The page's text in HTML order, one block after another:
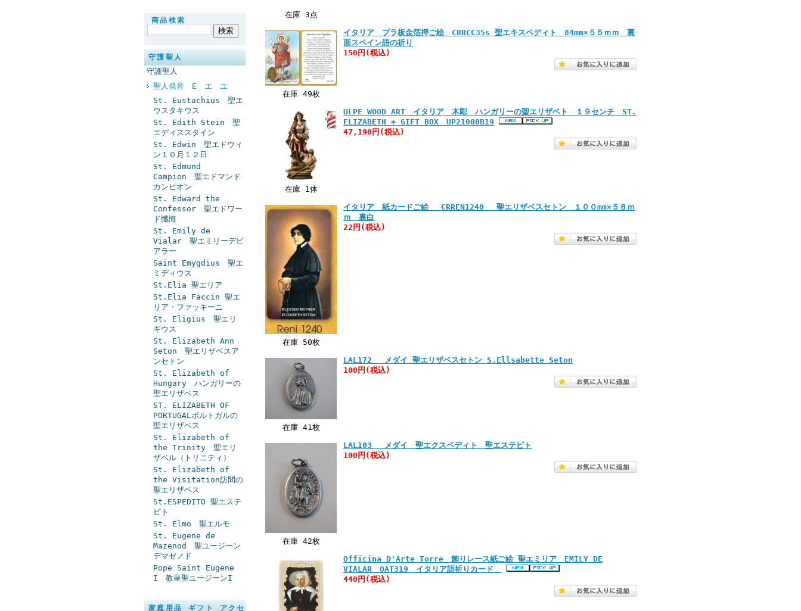
商品検索
守護聖人
守護聖人
聖人発音 E エ ユ
St. Eustachius 聖エ
ウスタキウス
St. Edith Stein 聖
エディススタイン
St. Edwin 聖エドウィ
ン１０月１２日
St. Edmund
Campion 聖エドマンド
カンピオン
St. Edward the
Confessor 聖エドワー
ド懺悔
St. Emily de
Vialar 聖エミリーデビ
アラー
Saint Emygdius 聖エ
ミディウス
St.Elia 聖エリア
St.Elia Faccin 聖エ
リア・ファッキーニ
St. Eligius 聖エリ
ギウス
St. Elizabeth Ann
Seton 聖エリザベスア
ンセトン
St. Elizabeth of
Hungary ハンガリーの
聖エリザベス
ST. ELIZABETH OF
PORTUGALポルトガルの
聖エリザベス
St. Elizabeth of
the Trinity 聖エリ
ザベル（トリニティ）
St. Elizabeth of
the Visitation訪問の
聖エリザベス
St.ESPEDITO 聖エステ
ビト
St. Elmo 聖エルモ
St. Eugene de
Mazenod 聖ユージーン
デマゼノド
Pope Saint Eugene
I 教皇聖ユージーンI
家庭用品 ギフト アクセ
在庫 3点
在庫 49枚
イタリア プラ板金箔押ご絵 CRRCC35s 聖エキスペディト 84mm×５５ｍｍ 裏
面スペイン語の祈り
150円 (税込)
在庫 1体
ULPE WOOD ART イタリア 木彫 ハンガリーの聖エリザベト １９センチ ST.
ELIZABETH + GIFT BOX UP21000B19
47,190円 (税込)
在庫 50枚
イタリア 紙カードご絵 CRREN1240 聖エリザベスセトン １００mm×５８ｍ
ｍ 裏白
22円 (税込)
在庫 41枚
LAL172 メダイ 聖エリザベスセトン S.Ellsabette Seton
100円 (税込)
在庫 42枚
LAL103 メダイ 聖エクスペディト 聖エステビト
100円 (税込)
Officina D'Arte Torre 飾りレース紙ご絵 聖エミリア EMILY DE
VIALAR OAT319 イタリア語祈りカード
440円 (税込)